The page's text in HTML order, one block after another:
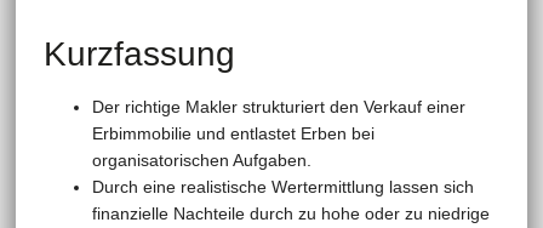
Kurzfassung
Der richtige Makler strukturiert den Verkauf einer
Erbimmobilie und entlastet Erben bei
organisatorischen Aufgaben.
Durch eine realistische Wertermittlung lassen sich
finanzielle Nachteile durch zu hohe oder zu niedrige